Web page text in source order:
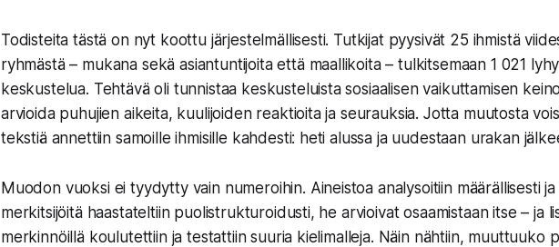
Todisteita tästä on nyt koottu järjestelmällisesti. Tutkijat pyysivät 25 ihmistä
ryhmästä – mukana sekä asiantuntijoita että maallikoita – tulkitsemaan 1 021
keskustelua. Tehtävä oli tunnistaa keskusteluista sosiaalisen vaikuttamisen
arvioida puhujien aikeita, kuulijoiden reaktioita ja seurauksia. Jotta muutosta
tekstiä annettiin samoille ihmisille kahdesti: heti alussa ja uudestaan urakan
Muodon vuoksi ei tyydytty vain numeroihin. Aineistoa analysoitiin määrällisesti
merkitsijöitä haastateltiin puolistrukturoidusti, he arvioivat osaamistaan itse – ja
merkinnöillä koulutettiin ja testattiin suuria kielimalleja. Näin nähtiin, muuttuuko